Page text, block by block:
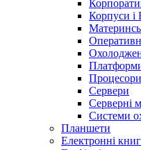
Корпуси і
Процесори
Сервери
Серверні
Системи
Планшети
Електронні